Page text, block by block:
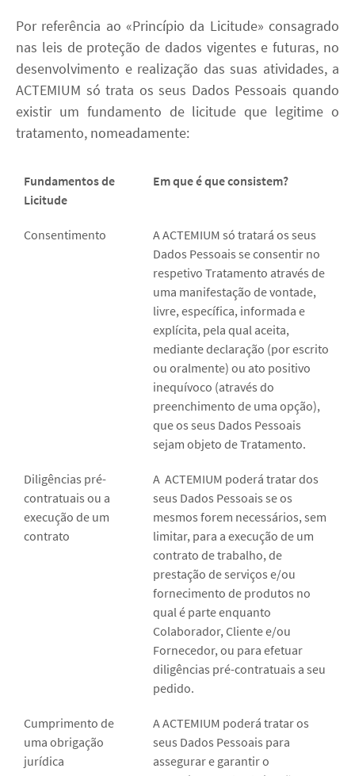
Por referência ao «Princípio da Licitude» consagrado
nas leis de proteção de dados vigentes e futuras, no
desenvolvimento e realização das suas atividades, a
ACTEMIUM só trata os seus Dados Pessoais quando
existir um fundamento de licitude que legitime o
tratamento, nomeadamente:
Fundamentos de
Licitude
Em que é que consistem?
Consentimento
A ACTEMIUM só tratará os seus
Dados Pessoais se consentir no
respetivo Tratamento através de
uma manifestação de vontade,
livre, específica, informada e
explícita, pela qual aceita,
mediante declaração (por escrito
ou oralmente) ou ato positivo
inequívoco (através do
preenchimento de uma opção),
que os seus Dados Pessoais
sejam objeto de Tratamento.
Diligências pré-
contratuais ou a
execução de um
contrato
A ACTEMIUM poderá tratar dos
seus Dados Pessoais se os
mesmos forem necessários, sem
limitar, para a execução de um
contrato de trabalho, de
prestação de serviços e/ou
fornecimento de produtos no
qual é parte enquanto
Colaborador, Cliente e/ou
Fornecedor, ou para efetuar
diligências pré-contratuais a seu
pedido.
Cumprimento de
uma obrigação
jurídica
A ACTEMIUM poderá tratar os
seus Dados Pessoais para
assegurar e garantir o